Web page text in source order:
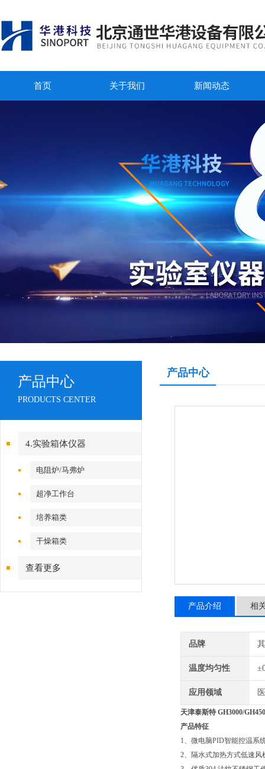
首页 关于我们 新闻动态
产品中心
PRODUCTS CENTER
4.实验箱体仪器
电阻炉/马弗炉
超净工作台
培养箱类
干燥箱类
查看更多
产品中心
产品介绍 相
品牌
温度均匀性
应用领域
天津泰斯特 GH3000/
产品特征
1、微电脑PID智能控温系
2、隔水式加热方式低速